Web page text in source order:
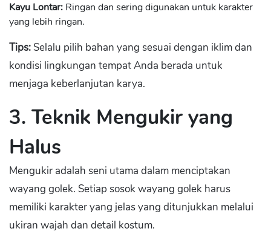
Kayu Lontar: Ringan dan sering digunakan untuk karakter
yang lebih ringan.
Tips: Selalu pilih bahan yang sesuai dengan iklim dan
kondisi lingkungan tempat Anda berada untuk
menjaga keberlanjutan karya.
3. Teknik Mengukir yang
Halus
Mengukir adalah seni utama dalam menciptakan
wayang golek. Setiap sosok wayang golek harus
memiliki karakter yang jelas yang ditunjukkan melalui
ukiran wajah dan detail kostum.